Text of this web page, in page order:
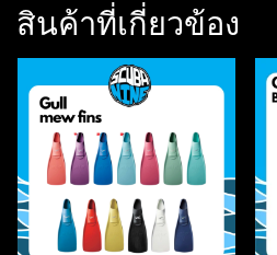
สินค้าที่เกี่ยวข้อง